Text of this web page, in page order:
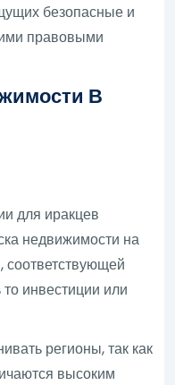
безопасные и
правовыми
В
для иракцев
недвижимости на
соответствующей
инвестиции или
регионы, так как
высоким